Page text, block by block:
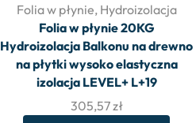
Folia w płynie, Hydroizolacja
Folia w płynie 20KG
Hydroizolacja Balkonu na drewno
na płytki wysoko elastyczna
izolacja LEVEL+ L+19
305,57zł